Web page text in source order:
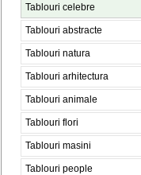
Tablouri celebre
Tablouri abstracte
Tablouri natura
Tablouri arhitectura
Tablouri animale
Tablouri flori
Tablouri masini
Tablouri people